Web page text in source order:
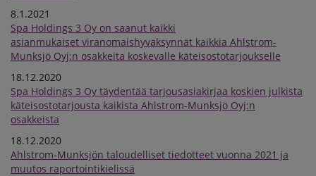
8.1.2021
Spa Holdings 3 Oy on saanut kaikki
asianmukaiset viranomaishyväksynnät kaikkia Ahlstrom-
Munksjö Oyj:n osakkeita koskevalle käteisostotarjoukselle
18.12.2020
Spa Holdings 3 Oy täydentää tarjousasiakirjaa koskien julkista
käteisostotarjousta kaikista Ahlstrom-Munksjö Oyj:n
osakkeista
18.12.2020
Ahlstrom-Munksjön taloudelliset tiedotteet vuonna 2021 ja
muutos raportointikielissä